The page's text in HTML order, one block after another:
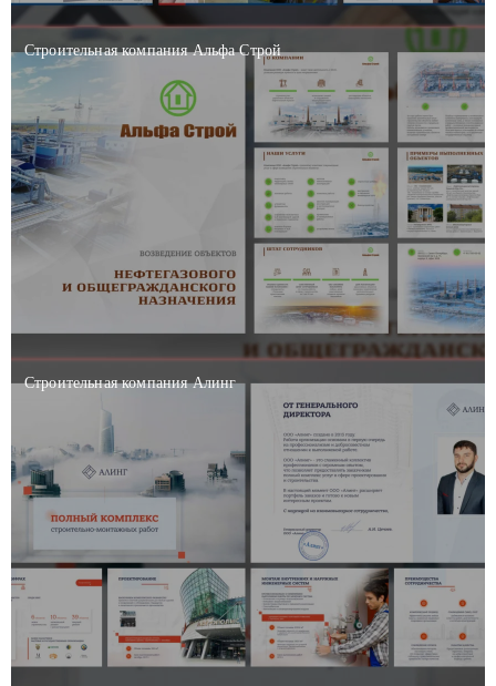
Строительная компания Альфа Строй
Строительная компания Алинг